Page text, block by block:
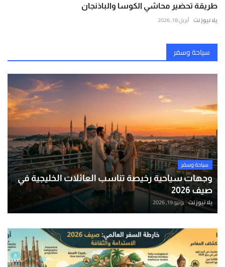
طريقة تحضير محاشي الكوسا والباذنجان
يلا نيوز نت أبريل 18, 2026
سياحة وسفر
سياحة وسفر
وجهات سياحية رخيصة تناسب العائلات الخليجية في
صيف 2026
يلا نيوز نت يونيو 19, 2026